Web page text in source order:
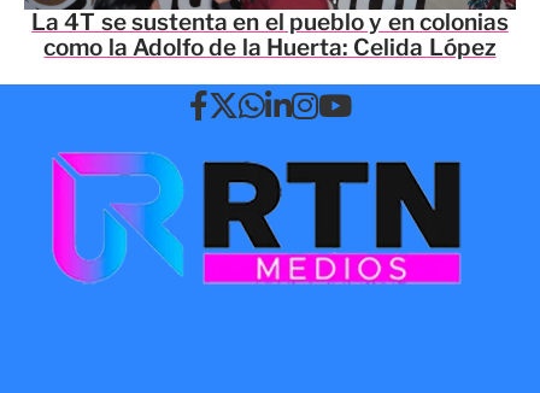
La 4T se sustenta en el pueblo y en colonias
como la Adolfo de la Huerta: Celida López